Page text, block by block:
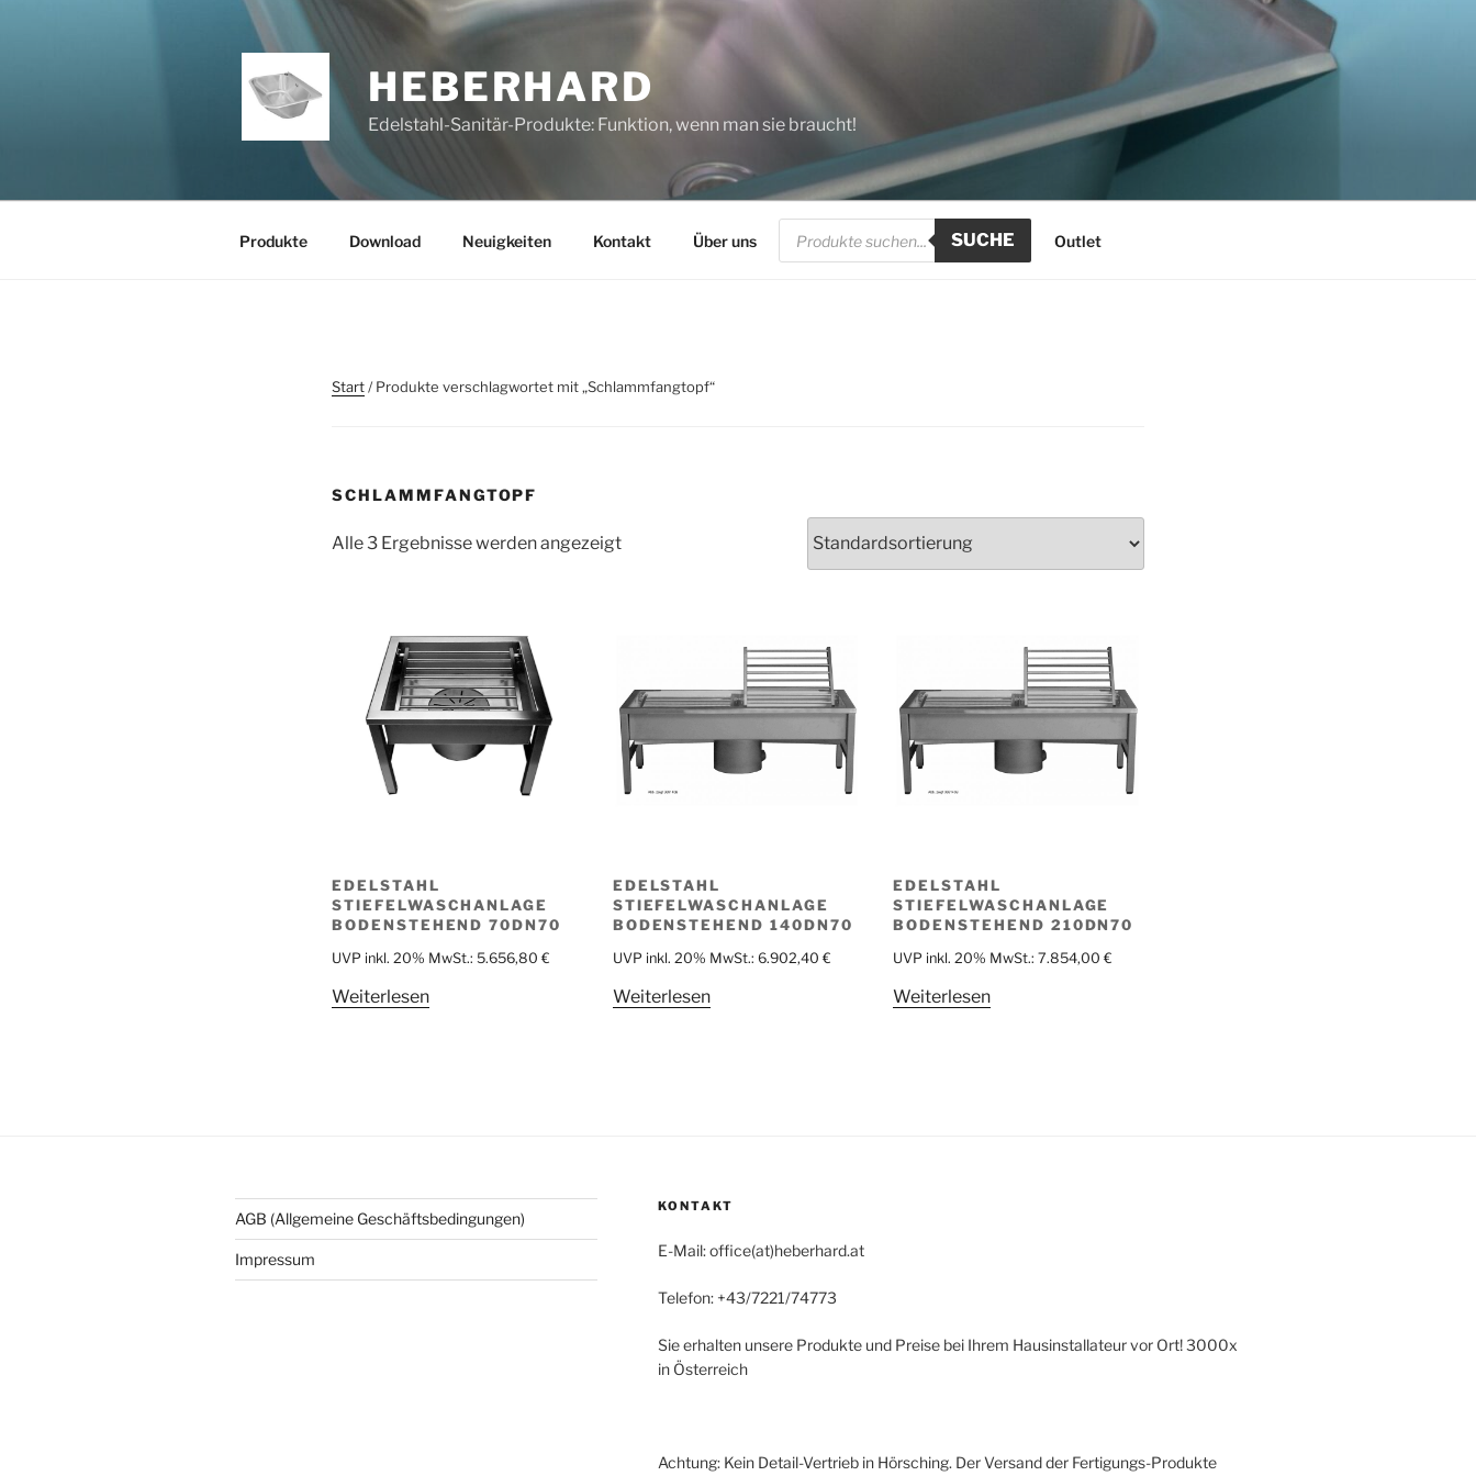
HEBERHARD
Edelstahl-Sanitär-Produkte: Funktion, wenn man sie braucht!
Produkte Download Neuigkeiten Kontakt Über uns
Products
search
SUCHE Outlet
Start/ Produkte verschlagwortet mit „Schlammfangtopf“
SCHLAMMFANGTOPF
Alle 3 Ergebnisse werden angezeigt
EDELSTAHL
STIEFELWASCHANLAGE
BODENSTEHEND 70DN70
UVP inkl. 20% MwSt.: 5.656,80 €
Weiterlesen
EDELSTAHL
STIEFELWASCHANLAGE
BODENSTEHEND 140DN70
UVP inkl. 20% MwSt.: 6.902,40 €
Weiterlesen
EDELSTAHL
STIEFELWASCHANLAGE
BODENSTEHEND 210DN70
UVP inkl. 20% MwSt.:7.854,00€
Weiterlesen
AGB (Allgemeine Geschäftsbedingungen)
Impressum
KONTAKT
E-Mail: office(at)heberhard.at
Telefon: +43/7221/74773
Sie erhalten unsere Produkte und Preise bei Ihrem Hausinstallateur vor Ort! 3000x
in Österreich
Achtung: Kein Detail-Vertrieb in Hörsching. Der Versand der Fertigungs-Produkte